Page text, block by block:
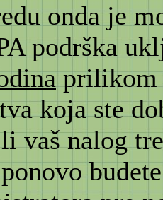
onda je
podrška
prilikom
koja ste
vaš nalog